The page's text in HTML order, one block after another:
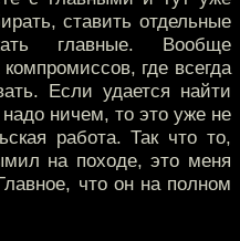
ставить отдельные
главные. Вообще
где всегда
Если удается найти
ничем, то это уже не
работа. Так что то,
на походе, это меня
что он на полном